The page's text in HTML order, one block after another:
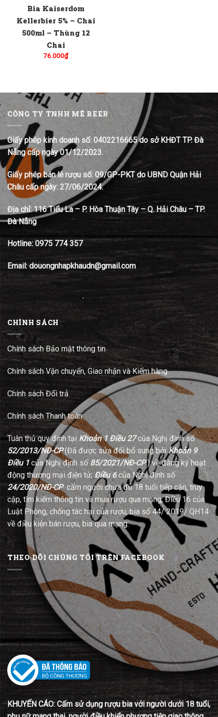
Bia Kaiserdom
Kellerbier 5% – Chai
500ml – Thùng 12
Chai
76.000₫
CÔNG TY TNHH MÊ BEER
Giấy phép kinh doanh số: 0402216665 do sở KHĐT TP. Đà
Nẵng cấp ngày 01/12/2023.
Giấy phép bán lẻ rượu số: 09/GP-PKT do UBND Quận Hải
Châu cấp ngày: 27/06/2024.
Địa chỉ: 116 Tiểu La – P. Hòa Thuận Tây – Q. Hải Châu – TP.
Đà Nẵng
Hotline: 0975 774 357
Email: douongnhapkhaudn@gmail.com
CHÍNH SÁCH
Chính sách Bảo mật thông tin
Chính sách Vận chuyển, Giao nhận và Kiểm hàng
Chính sách Đổi trả
Chính sách Thanh toán
Tuân thủ quy định tại Khoản 1 Điều 27của Nghị định số
52/2013/NĐ-CP(Đã được sửa đổi bổ sung bởi Khoản 9
Điều 1của Nghị định số 85/2021/NĐ-CP) về đăng ký hoạt
động thương mại điện tử; Điều 6của Nghị định số
24/2020/NĐ-CPcấm người chưa đủ 18 tuổi tiếp cận, truy
cập, tìm kiếm thông tin và mua rượu qua mạng; Điều 16 của
Luật Phòng, chống tác hại của rượu, bia số 44/ 2019/ QH14
về điều kiện bán rượu, bia qua mạng.
THEO DÕI CHÚNG TÔI TRÊN FACEBOOK
KHUYẾN CÁO: Cấm sử dụng rượu bia với người dưới 18 tuổi,